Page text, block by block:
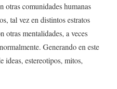
otras comunidades humanas
tal vez en distintos estratos
otras mentalidades, a veces
Generando en este
estereotipos, mitos,